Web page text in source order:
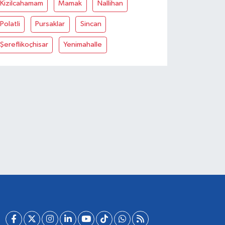
Kizilcahamam Mamak Nallihan
Polatli Pursaklar Sincan
Şereflikoçhisar Yenimahalle